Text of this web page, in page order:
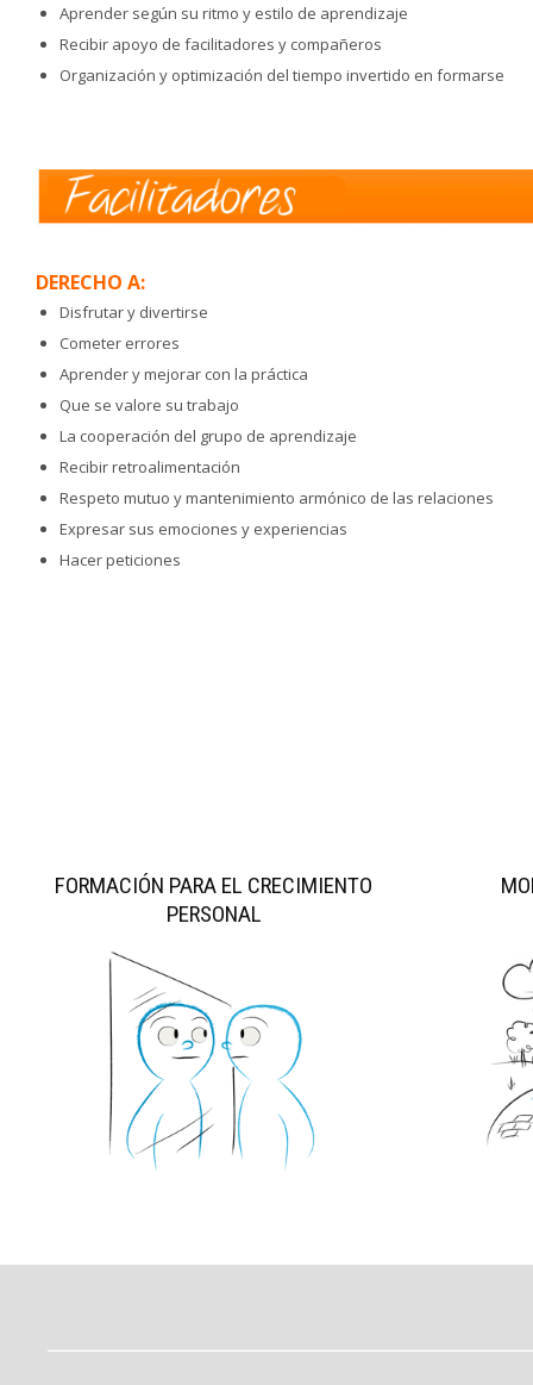
Aprender según su ritmo y estilo de aprendizaje
Recibir apoyo de facilitadores y compañeros
Organización y optimización del tiempo invertido en formarse
DERECHO A:
Disfrutar y divertirse
Cometer errores
Aprender y mejorar con la práctica
Que se valore su trabajo
La cooperación del grupo de aprendizaje
Recibir retroalimentación
Respeto mutuo y mantenimiento armónico de las relaciones
Expresar sus emociones y experiencias
Hacer peticiones
FORMACIÓN PARA EL CRECIMIENTO
PERSONAL